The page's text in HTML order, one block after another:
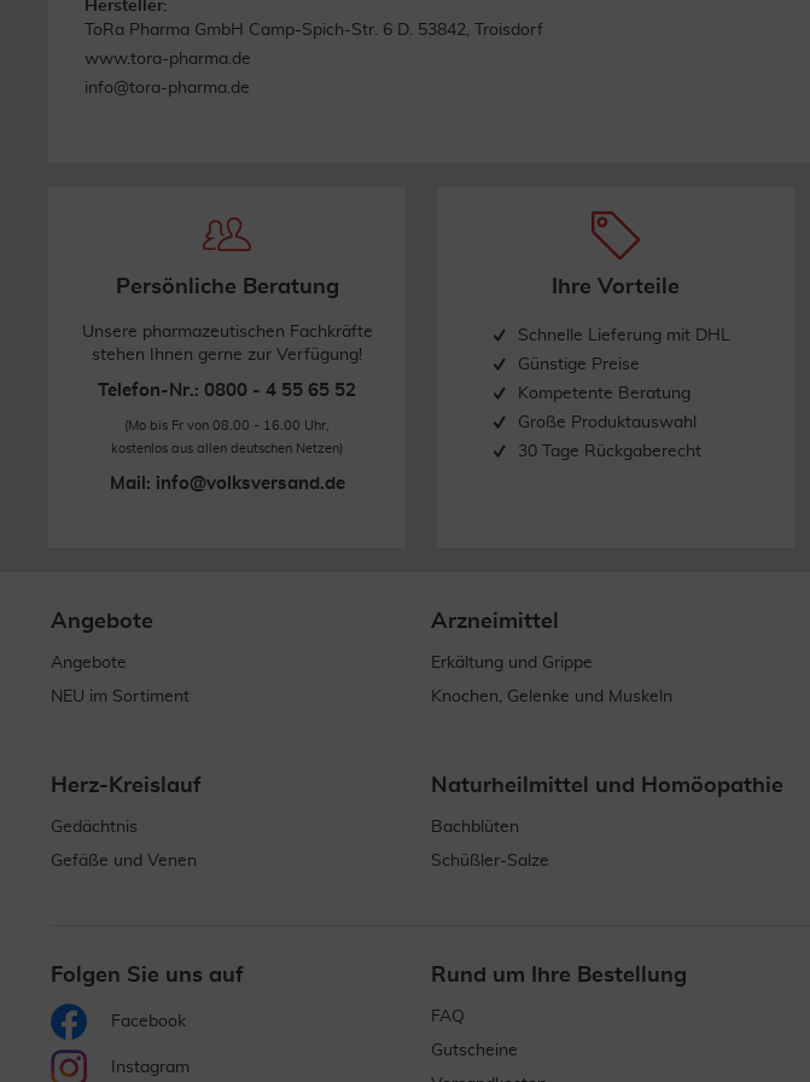
Hersteller:
ToRa Pharma GmbH Camp-Spich-Str. 6 D. 53842, Troisdorf
www.tora-pharma.de
info@tora-pharma.de
Persönliche Beratung
Unsere pharmazeutischen Fachkräfte
stehen Ihnen gerne zur Verfügung!
Telefon-Nr.: 0800 - 4 55 65 52
(Mo bis Fr von 08.00 - 16.00 Uhr,
kostenlos aus allen deutschen Netzen)
Mail: info@volksversand.de
Ihre Vorteile
Schnelle Lieferung mit DHL
Günstige Preise
Kompetente Beratung
Große Produktauswahl
30 Tage Rückgaberecht
Angebote
Angebote
NEU im Sortiment
Arzneimittel
Erkältung und Grippe
Knochen, Gelenke und Muskeln
Herz-Kreislauf
Gedächtnis
Gefäße und Venen
Naturheilmittel und Homöopathie
Bachblüten
Schüßler-Salze
Folgen Sie uns auf
Facebook
Instagram
Rund um Ihre Bestellung
FAQ
Gutscheine